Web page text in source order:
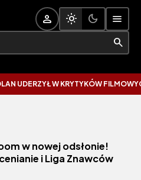
UDERZYŁ W KRYTYKÓW
w nowej odsłonie!
i Liga Znawców